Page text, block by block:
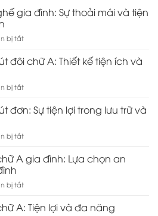
gia đình: Sự thoải mái và tiện
bị tắtở
nhôm
ghế
đình:
thoải
tiện
cho
đôi chữ A: Thiết kế tiện ích và
bị tắtở
nhôm
rút
chữ
Thiết
kế
ích
dễ
đơn: Sự tiện lợi trong lưu trữ và
bị tắtở
nhôm
rút
Sự
lợi
A gia đình: Lựa chọn an
bị tắtở
nhôm
chữ
A: Tiện lợi và đa năng